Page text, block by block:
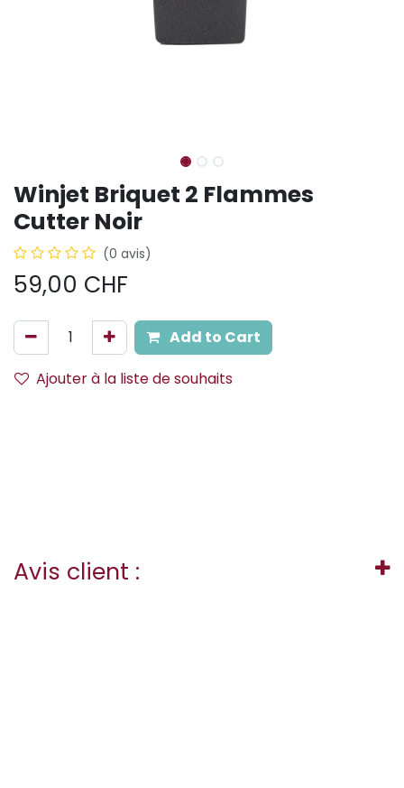
Winjet Briquet 2 Flammes
Cutter Noir
(0 avis)
59,00 CHF
Add to Cart
Ajouter à la liste de souhaits
Avis client :